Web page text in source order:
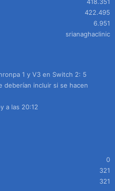
422.495
6.951
srianaghaclinic
1 y V3 en Switch 2: 5
deberían incluir si se hacen
a las 20:12
0
321
321